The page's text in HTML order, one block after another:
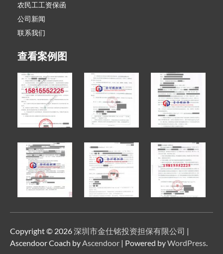
农民工工资保函
公司新闻
联系我们
查看案例图
Copyright © 2026深圳市金仕铭投资担保有限公司 |
Ascendoor Coach byAscendoor | Powered byWordPress.